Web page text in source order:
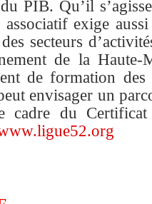
PIB. Qu’il
exige aussi
secteurs
de la Haute-
de formation
envisager un
cadre du